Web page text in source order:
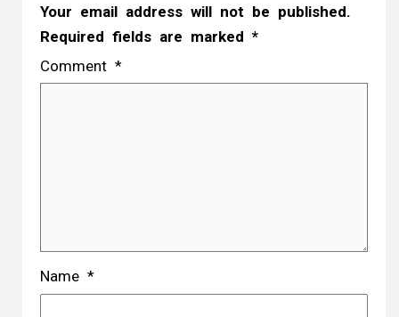
Your email address will not be published.
Required fields are marked *
Comment *
Name *